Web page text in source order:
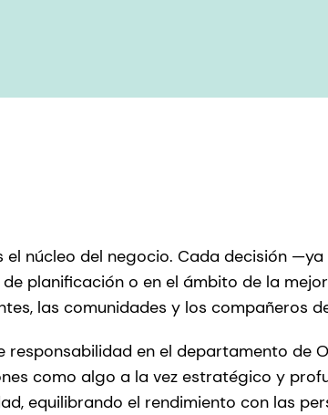
núcleo del negocio. Cada decisión
planificación o en el ámbito de la
las comunidades y los compañeros
responsabilidad en el departamento de
como algo a la vez estratégico y
equilibrando el rendimiento con las